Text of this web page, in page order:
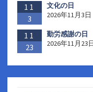
11
3
文化の日
2026年11月3日
11
23
勤労感謝の日
2026年11月23